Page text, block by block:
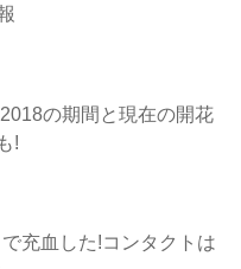
の期間と現在の開花
!
充血した!コンタクトは